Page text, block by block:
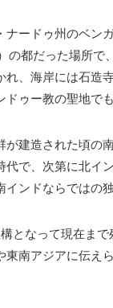
ナードゥ州のベン
の都だった場所
れ、海岸には石造
ドゥー教の聖地で
が建造された頃の
代で、次第に北イ
インドならではの
となって現在ま
東南アジアに伝え